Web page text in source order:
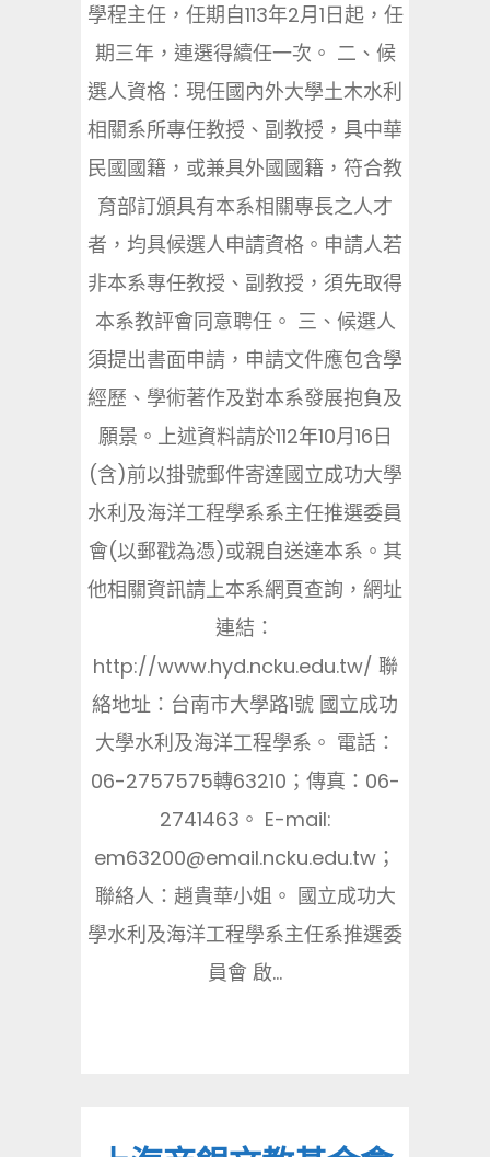
學程主任，任期自113年2月1日起，任
期三年，連選得續任一次。 二、候
選人資格：現任國內外大學土木水利
相關系所專任教授、副教授，具中華
民國國籍，或兼具外國國籍，符合教
育部訂頒具有本系相關專長之人才
者，均具候選人申請資格。申請人若
非本系專任教授、副教授，須先取得
本系教評會同意聘任。 三、候選人
須提出書面申請，申請文件應包含學
經歷、學術著作及對本系發展抱負及
願景。上述資料請於112年10月16日
(含)前以掛號郵件寄達國立成功大學
水利及海洋工程學系系主任推選委員
會(以郵戳為憑)或親自送達本系。其
他相關資訊請上本系網頁查詢，網址
連結：
http://www.hyd.ncku.edu.tw/ 聯
絡地址：台南市大學路1號 國立成功
大學水利及海洋工程學系。 電話：
06-2757575轉63210；傳真：06-
2741463。 E-mail:
em63200@email.ncku.edu.tw；
聯絡人：趙貴華小姐。 國立成功大
學水利及海洋工程學系主任系推選委
員會 啟...